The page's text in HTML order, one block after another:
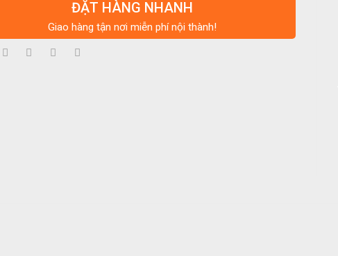
ĐẶT HÀNG NHANH
Giao hàng tận nơi miễn phí nội thành!